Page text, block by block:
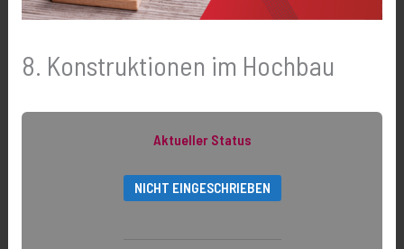
8. Konstruktionen im Hochbau
Aktueller Status
NICHT EINGESCHRIEBEN